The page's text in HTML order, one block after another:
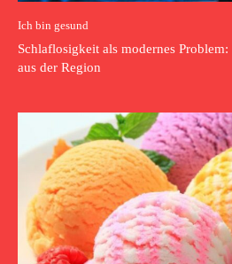
Ich bin gesund
Schlaflosigkeit als modernes Problem:
aus der Region